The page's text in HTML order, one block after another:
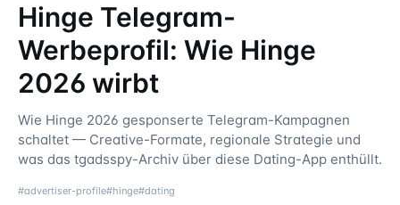
Hinge Telegram-
Werbeprofil: Wie Hinge
2026 wirbt
Wie Hinge 2026 gesponserte Telegram-Kampagnen
schaltet — Creative-Formate, regionale Strategie und
was das tgadsspy-Archiv über diese Dating-App enthüllt.
#advertiser-profile#hinge#dating